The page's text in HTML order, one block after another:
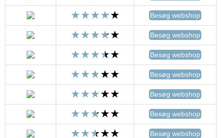
Besøg webshop
Besøg webshop
Besøg webshop
Besøg webshop
Besøg webshop
Besøg webshop
Besøg webshop